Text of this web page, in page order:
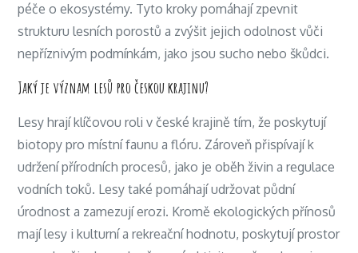
péče o ekosystémy. Tyto kroky pomáhají zpevnit
strukturu lesních porostů a zvýšit jejich odolnost vůči
nepříznivým podmínkám, jako jsou sucho nebo škůdci.
Jaký je význam lesů pro českou krajinu?
Lesy hrají klíčovou roli v české krajině tím, že poskytují
biotopy pro místní faunu a flóru. Zároveň přispívají k
udržení přírodních procesů, jako je oběh živin a regulace
vodních toků. Lesy také pomáhají udržovat půdní
úrodnost a zamezují erozi. Kromě ekologických přínosů
mají lesy i kulturní a rekreační hodnotu, poskytují prostor